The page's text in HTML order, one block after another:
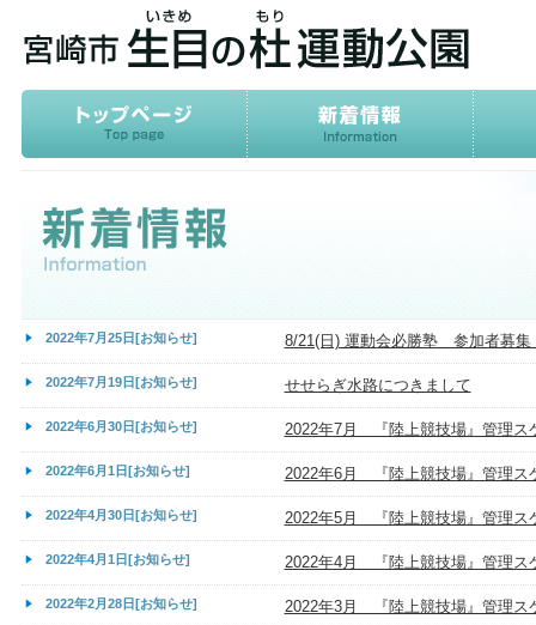
2022年7月25日[お知らせ] 8/21(日) 運動会必勝塾 参加者募集
2022年7月19日[お知らせ] せせらぎ水路につきまして
2022年6月30日[お知らせ] 2022年7月 『陸上競技場』管理ス
2022年6月1日[お知らせ] 2022年6月 『陸上競技場』管理ス
2022年4月30日[お知らせ] 2022年5月 『陸上競技場』管理ス
2022年4月1日[お知らせ] 2022年4月 『陸上競技場』管理ス
2022年2月28日[お知らせ] 2022年3月 『陸上競技場』管理ス